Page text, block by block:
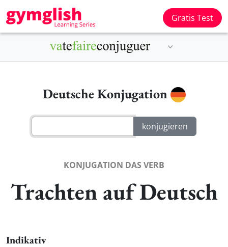
Gratis Test
Deutsche Konjugation
KONJUGATION DAS VERB
Trachten auf Deutsch
Indikativ